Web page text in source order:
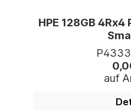
HPE 128GB
auf